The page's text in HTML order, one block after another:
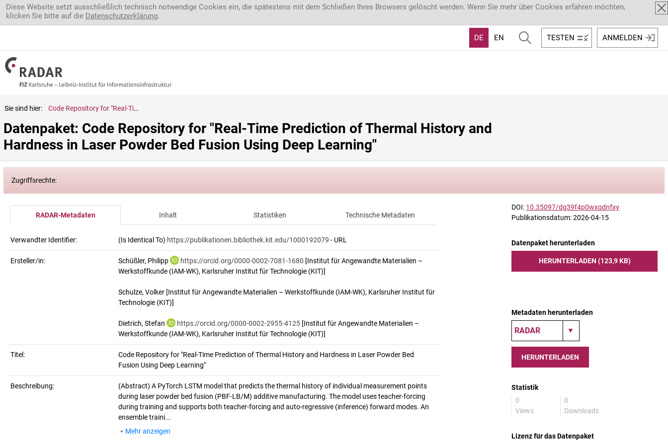
Direkt zum Inhalt
Diese Website setzt ausschließlich technisch notwendige Cookies ein, die spätestens mit dem Schließen Ihres Browsers gelöscht werden. Wenn Sie mehr über Cookies erfahren möchten,
klicken Sie bitte auf die Datenschutzerklärung.
DE EN TESTEN ANMELDEN
Sie sind hier: Code Repository for "Real-Time Prediction of Thermal History and Hardness in Laser Powder Bed Fusion Using Deep Learning"
Datenpaket: Code Repository for "Real-Time Prediction of Thermal History and
Hardness in Laser Powder Bed Fusion Using Deep Learning"
Zugriffsrechte:
RADAR-Metadaten Inhalt Statistiken Technische Metadaten
Verwandter Identifier: (Is Identical To) https://publikationen.bibliothek.kit.edu/1000192079 - URL
Ersteller/in: Schüßler, Philipp https://orcid.org/0000-0002-7081-1680 [Institut für Angewandte Materialien –
Werkstoffkunde (IAM-WK), Karlsruher Institut für Technologie (KIT)]
Schulze, Volker [Institut für Angewandte Materialien – Werkstoffkunde (IAM-WK), Karlsruher Institut für
Technologie (KIT)]
Dietrich, Stefan https://orcid.org/0000-0002-2955-4125 [Institut für Angewandte Materialien –
Werkstoffkunde (IAM-WK), Karlsruher Institut für Technologie (KIT)]
Titel:
Code Repository for "Real-Time Prediction of Thermal History and Hardness in Laser Powder Bed
Fusion Using Deep Learning"
Beschreibung: (Abstract) A PyTorch LSTM model that predicts the thermal history of individual measurement points
during laser powder bed fusion (PBF-LB/M) additive manufacturing. The model uses teacher-forcing
during training and supports both teacher-forcing and auto-regressive (inference) forward modes. An
ensemble traini...
Mehr anzeigen
DOI: 10.35097/dg39f4p0wxqdnfxy
Publikationsdatum: 2026-04-15
Datenpaket herunterladen
HERUNTERLADEN (123,9 KB)
Metadaten herunterladen
HERUNTERLADEN
Statistik
0
Views
0
Downloads
Lizenz für das Datenpaket